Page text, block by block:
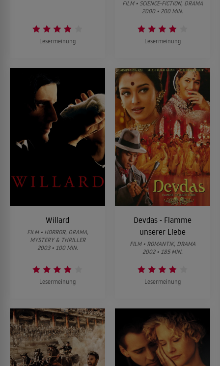
Lesermeinung
FILM • SCIENCE-FICTION, DRAMA
2000 • 200 MIN.
Lesermeinung
Willard
FILM • HORROR, DRAMA,
MYSTERY & THRILLER
2003 • 100 MIN.
Lesermeinung
Devdas - Flamme
unserer Liebe
FILM • ROMANTIK, DRAMA
2002 • 185 MIN.
Lesermeinung